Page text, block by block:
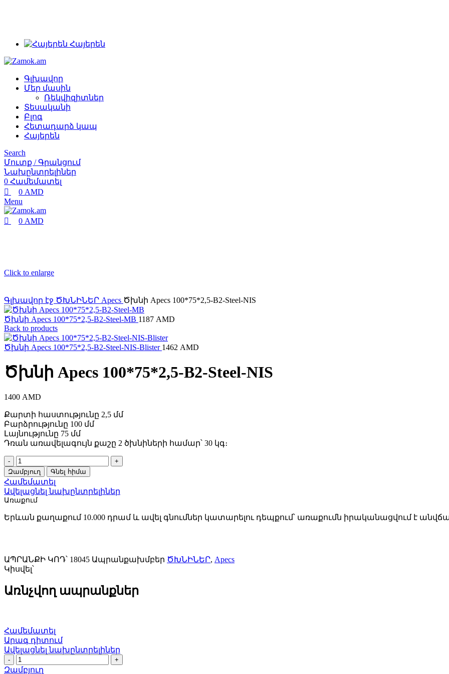
Հայերեն
Գլխավոր
Մեր մասին
Ռեկվիզիտներ
Տեսականի
Բլոգ
Հետադարձ կապ
Հայերեն
Search
Մուտք / Գրանցում
Նախընտրելիներ
0 Համեմատել
0 AMD
Menu
0 AMD
Click to enlarge
Գլխավոր էջ ԾԽՆԻՆԵՐ Apecs Ծխնի Apecs 100*75*2,5-B2-Steel-NIS
Ծխնի Apecs 100*75*2,5-B2-Steel-MB 1187 AMD
Back to products
Ծխնի Apecs 100*75*2,5-B2-Steel-NIS-Blister 1462 AMD
Ծխնի Apecs 100*75*2,5-B2-Steel-NIS
1400 AMD
Քարտի հաստությունը 2,5 մմ
Բարձրությունը 100 մմ
Լայնությունը 75 մմ
Դռան առավելագույն քաշը 2 ծխնիների համար՝ 30 կգ։
Ծխնի
Apecs
100*75*2,5-
B2-
Steel-
NIS
quantity
Զամբյուղ Գնել հիմա
Համեմատել
Ավելացնել նախընտրելիներ
Առաքում
Երևան քաղաքում 10.000 դրամ և ավել գնումներ կատարելու դեպքում՝ առաքումն իրականացվում է
ԱՊՐԱՆՔԻ ԿՈԴ՝ 18045 Ապրանքախմբեր ԾԽՆԻՆԵՐ, Apecs
Կիսվել՝
Առնչվող ապրանքներ
Համեմատել
Արագ դիտում
Ավելացնել նախընտրելիներ
Ծխնի
Apecs
Զամբյուղ